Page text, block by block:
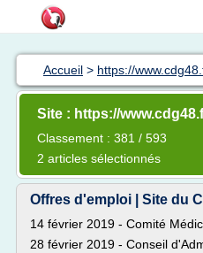
Accueil > https://
Site : https://
Classement : 381 / 593
2 articles sélectionnés
Offres d'emploi | Site du
14 février 2019 - Comité
28 février 2019 - Conseil